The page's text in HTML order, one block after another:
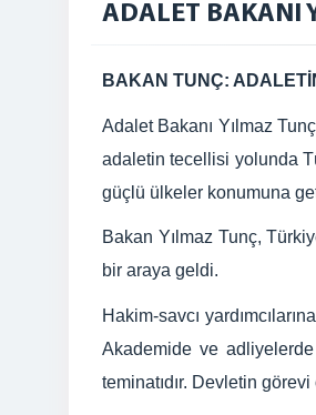
ADALET BAKANI
BAKAN TUNÇ:
Adalet Bakanı Yılmaz
adaletin tecellisi yolunda
güçlü ülkeler konumuna
Bakan Yılmaz Tunç,
bir araya geldi.
Hakim-savcı
Akademide ve
teminatıdır. Devletin